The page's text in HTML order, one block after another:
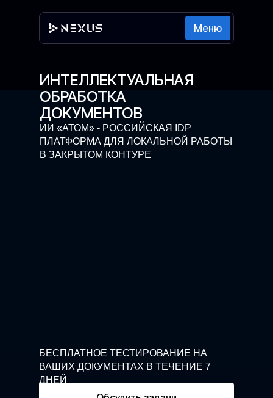
Меню
ИНТЕЛЛЕКТУАЛЬНАЯ
ОБРАБОТКА
ДОКУМЕНТОВ
ИИ «АТОМ» - РОССИЙСКАЯ IDP
ПЛАТФОРМА ДЛЯ ЛОКАЛЬНОЙ РАБОТЫ
В ЗАКРЫТОМ КОНТУРЕ
БЕСПЛАТНОЕ ТЕСТИРОВАНИЕ НА
ВАШИХ ДОКУМЕНТАХ В ТЕЧЕНИЕ 7
ДНЕЙ